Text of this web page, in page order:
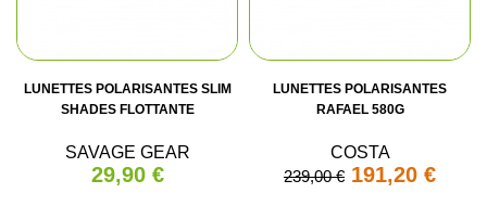
LUNETTES POLARISANTES SLIM
SHADES FLOTTANTE
SAVAGE GEAR
29,90 €
LUNETTES POLARISANTES
RAFAEL 580G
COSTA
239,00 € 191,20 €